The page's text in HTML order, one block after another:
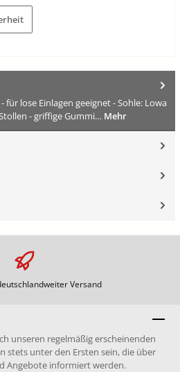
lose Einlagen geeignet - Sohle: Lowa
- griffige Gummi… Mehr
Versand
unseren regelmäßig erscheinenden
stets unter den Ersten sein, die über
Angebote informiert werden.